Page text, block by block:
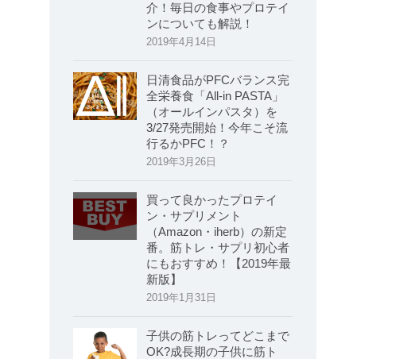
介！毎日の食事やプロテイ
ンについても解説！
2019年4月14日
日清食品がPFCバランス完
全栄養食「All-in PASTA」
（オールインパスタ）を
3/27発売開始！今年こそ流
行るかPFC！？
2019年3月26日
買って良かったプロテイ
ン・サプリメント
（Amazon・iherb）の新定
番。筋トレ・サプリ初心者
にもおすすめ！【2019年最
新版】
2019年1月31日
子供の筋トレってどこまで
OK?成長期の子供に筋ト